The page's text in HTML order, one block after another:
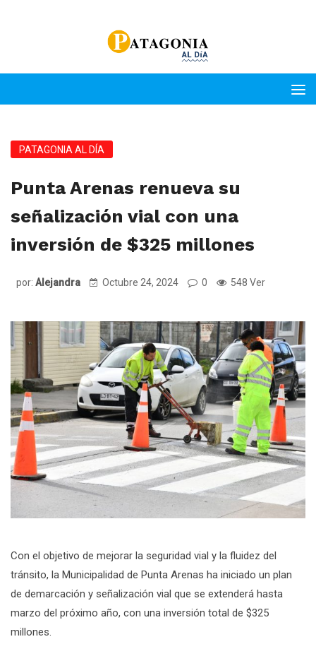
PATAGONIA AL DÍA
Punta Arenas renueva su
señalización vial con una
inversión de $325 millones
por: Alejandra Octubre 24, 2024 0 548 Ver
Con el objetivo de mejorar la seguridad vial y la fluidez del
tránsito, la Municipalidad de Punta Arenas ha iniciado un plan
de demarcación y señalización vial que se extenderá hasta
marzo del próximo año, con una inversión total de $325
millones.